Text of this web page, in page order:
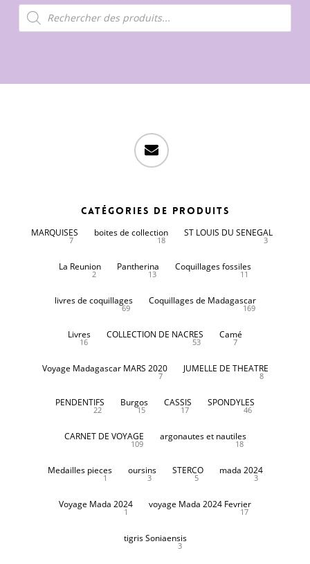
Recherche
de
produits
email
Catégories de produits
MARQUISES
7
boites de collection
18
ST LOUIS DU SENEGAL
3
La Reunion
2
Pantherina
13
Coquillages fossiles
11
livres de coquillages
69
Coquillages de Madagascar
169
Livres
16
COLLECTION DE NACRES
53
Camé
7
Voyage Madagascar MARS 2020
7
JUMELLE DE THEATRE
8
PENDENTIFS
22
Burgos
15
CASSIS
17
SPONDYLES
46
CARNET DE VOYAGE
109
argonautes et nautiles
18
Medailles pieces
1
oursins
3
STERCO
5
mada 2024
3
Voyage Mada 2024
1
voyage Mada 2024 Fevrier
17
tigris Soniaensis
3